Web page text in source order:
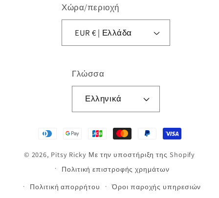
Χώρα/περιοχή
EUR € | Ελλάδα
Γλώσσα
Ελληνικά
Μέθοδοι
© 2026, Pitsy Ricky Με την υποστήριξη της Shopify
Πολιτική επιστροφής χρημάτων
Πολιτική απορρήτου
Όροι παροχής υπηρεσιών